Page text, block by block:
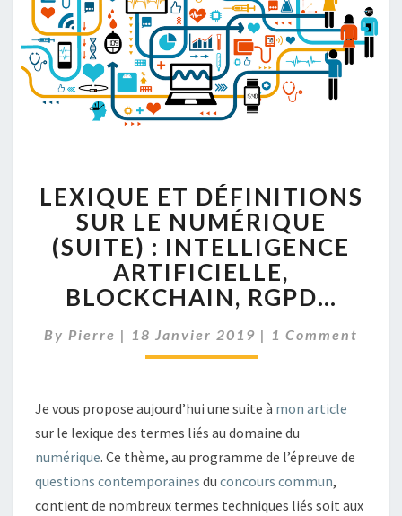
ET
DÉFINITIONS
SUR
LE
NUMÉRIQUE
(SUITE)
INTELLIGENCE
ARTIFICIELLE,
LEXIQUE ET DÉFINITIONS
SUR LE NUMÉRIQUE
(SUITE) : INTELLIGENCE
ARTIFICIELLE,
BLOCKCHAIN, RGPD…
By Pierre | 18 Janvier 2019 | Comments
1 Comment
Je vous propose aujourd’hui une suite à mon article
sur le lexique des termes liés au domaine du
numérique. Ce thème, au programme de l’épreuve de
questions contemporaines du concours commun,
contient de nombreux termes techniques liés soit aux